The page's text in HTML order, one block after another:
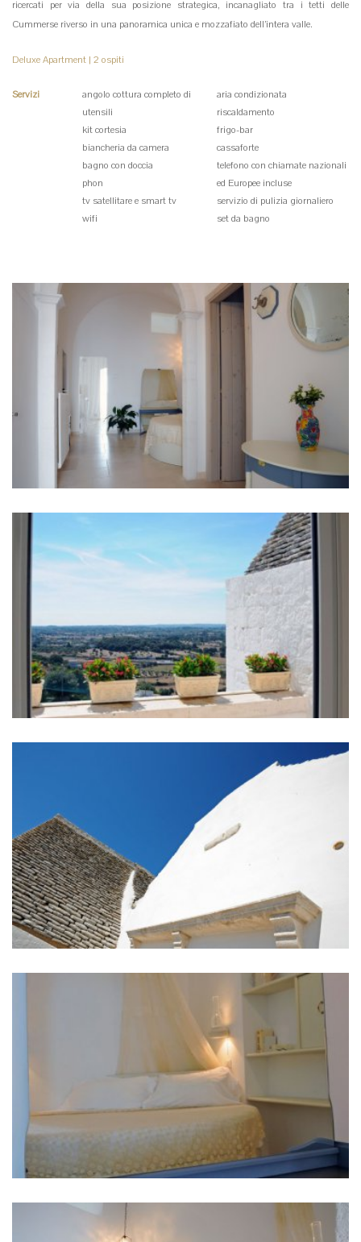
ricercati per via della sua posizione strategica, incanagliato tra i tetti delle
Cummerse riverso in una panoramica unica e mozzafiato dell’intera valle.
Deluxe Apartment | 2 ospiti
Servizi
angolo cottura completo di
utensili
kit cortesia
biancheria da camera
bagno con doccia
phon
tv satellitare e smart tv
wifi
aria condizionata
riscaldamento
frigo-bar
cassaforte
telefono con chiamate nazionali
ed Europee incluse
servizio di pulizia giornaliero
set da bagno